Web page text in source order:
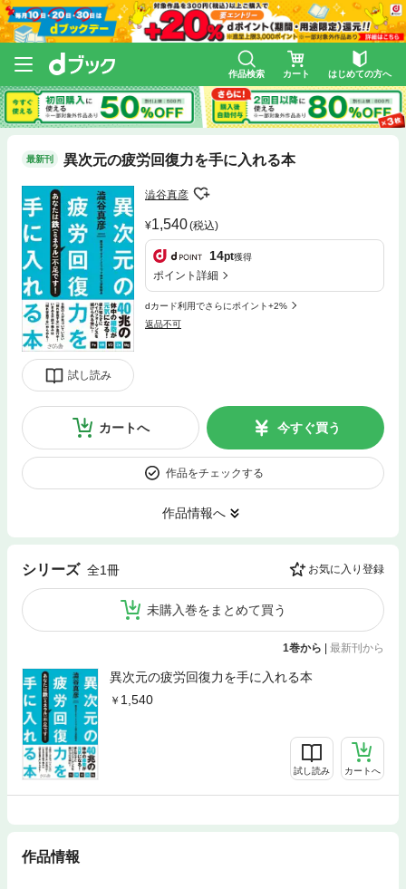
作品検索 カート はじめての方へ
最新刊 異次元の疲労回復力を手に入れる本
試し読み
澁谷真彦
1,540(税込)
14pt獲得
ポイント詳細
dカード利用でさらにポイント+2%
返品不可
カートへ 今すぐ買う
作品をチェックする
作品情報へ
シリーズ 全1冊 お気に入り登録
未購入巻をまとめて買う
1巻から | 最新刊から
異次元の疲労回復力を手に入れる本
1,540
試し読み カートへ
作品情報